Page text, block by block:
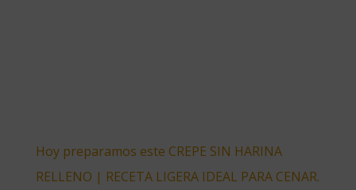
Hoy preparamos este CREPE SIN HARINA
RELLENO | RECETA LIGERA IDEAL PARA CENAR.